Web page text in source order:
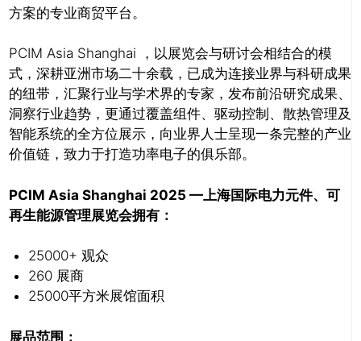
方案的专业商贸平台。
PCIM Asia Shanghai ，以展览会与研讨会相结合的模
式，深耕亚洲市场二十余载，已成为连接业界与科研成果
的纽带，汇聚行业与学术界的专家，发布前沿研究成果、
洞察行业趋势，更通过覆盖组件、驱动控制、散热管理及
智能系统的全方位展示，向业界人士呈现一条完整的产业
价值链，致力于打造功率电子的俱乐部。
PCIM Asia Shanghai 2025 —上海国际电力元件、可
再生能源管理展览会拥有：
25000+ 观众
260 展商
25000平方米展馆面积
展品范围：